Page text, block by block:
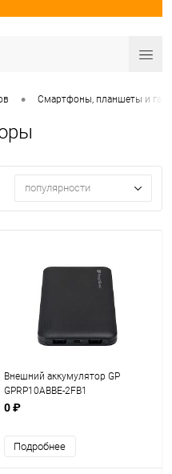
• Смартфоны, планшеты и
популярности
Внешний аккумулятор GP
GPRP10ABBE-2FB1
0 ₽
Подробнее